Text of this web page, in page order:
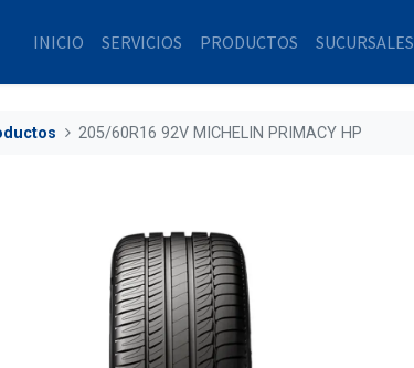
INICIO SERVICIOS PRODUCTOS SUCURSALES
205/60R16 92V MICHELIN PRIMACY HP